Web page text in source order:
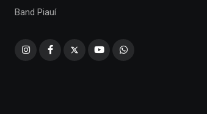
Band Piauí